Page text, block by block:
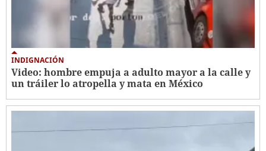
INDIGNACIÓN
Video: hombre empuja a adulto mayor a la calle y
un tráiler lo atropella y mata en México